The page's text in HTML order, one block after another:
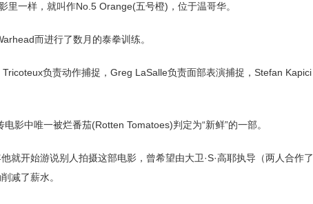
里一样，就叫作No.5 Orange(五号橙)，位于温哥华。
而进行了数月的泰拳训练。
负责动作捕捉，Greg LaSalle负责面部表演捕捉，Stefan Kapici
影中唯一被烂番茄(Rotten Tomatoes)判定为“新鲜”的一部。
就开始游说别人拍摄这部电影，曾希望由大卫·S·高耶执导（两人合作了
减了薪水。